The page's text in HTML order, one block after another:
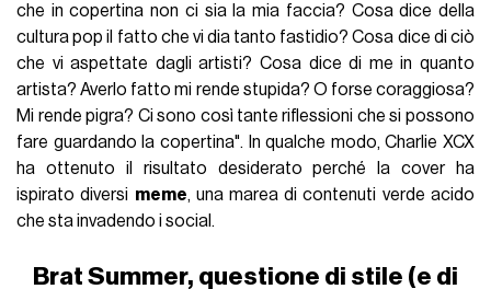
che in copertina non ci sia la mia faccia? Cosa dice della
cultura pop il fatto che vi dia tanto fastidio? Cosa dice di ciò
che vi aspettate dagli artisti? Cosa dice di me in quanto
artista? Averlo fatto mi rende stupida? O forse coraggiosa?
Mi rende pigra? Ci sono così tante riflessioni che si possono
fare guardando la copertina". In qualche modo, Charlie XCX
ha ottenuto il risultato desiderato perché la cover ha
ispirato diversi meme, una marea di contenuti verde acido
che sta invadendo i social.
Brat Summer, questione di stile (e di